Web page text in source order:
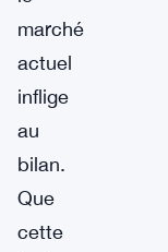
marché
actuel
inflige
au
bilan.
Que
cette